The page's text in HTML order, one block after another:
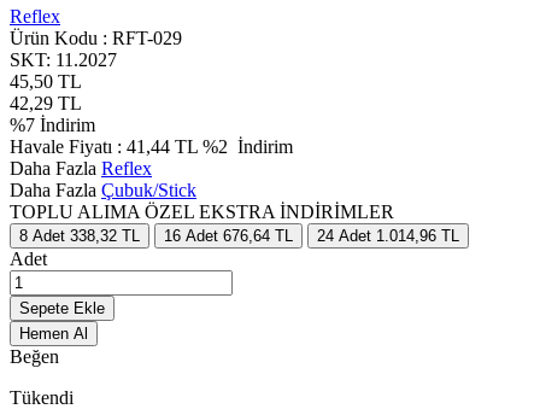
Reflex
Ürün Kodu : RFT-029
SKT: 11.2027
45,50 TL
42,29 TL
%7 İndirim
Havale Fiyatı : 41,44 TL %2 İndirim
Daha Fazla Reflex
Daha Fazla Çubuk/Stick
TOPLU ALIMA ÖZEL EKSTRA İNDİRİMLER
8 Adet 338,32 TL 16 Adet 676,64 TL 24 Adet 1.014,96 TL
Adet
Sepete Ekle
Hemen Al
Beğen
Tükendi